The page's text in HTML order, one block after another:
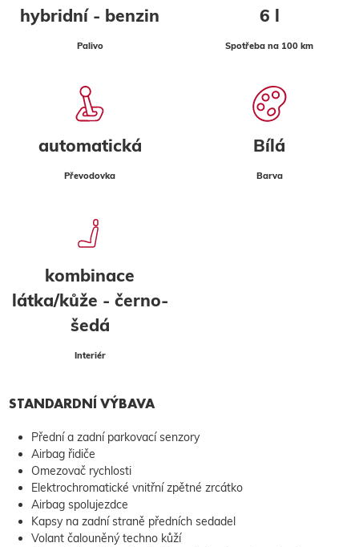
hybridní - benzin
Palivo
6 l
Spotřeba na 100 km
automatická
Převodovka
Bílá
Barva
kombinace
látka/kůže - černo-
šedá
Interiér
STANDARDNÍ VÝBAVA
Přední a zadní parkovací senzory
Airbag řidiče
Omezovač rychlosti
Elektrochromatické vnitřní zpětné zrcátko
Airbag spolujezdce
Kapsy na zadní straně předních sedadel
Volant čalouněný techno kůží